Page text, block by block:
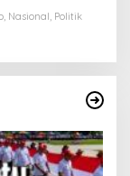
Nasional, Politik